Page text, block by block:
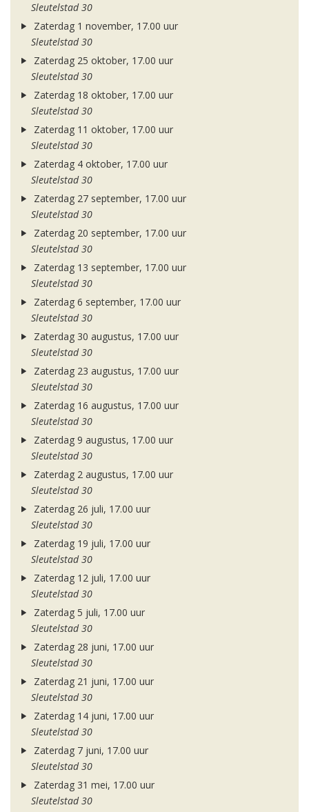
Sleutelstad 30
Zaterdag 1 november, 17.00 uur
Sleutelstad 30
Zaterdag 25 oktober, 17.00 uur
Sleutelstad 30
Zaterdag 18 oktober, 17.00 uur
Sleutelstad 30
Zaterdag 11 oktober, 17.00 uur
Sleutelstad 30
Zaterdag 4 oktober, 17.00 uur
Sleutelstad 30
Zaterdag 27 september, 17.00 uur
Sleutelstad 30
Zaterdag 20 september, 17.00 uur
Sleutelstad 30
Zaterdag 13 september, 17.00 uur
Sleutelstad 30
Zaterdag 6 september, 17.00 uur
Sleutelstad 30
Zaterdag 30 augustus, 17.00 uur
Sleutelstad 30
Zaterdag 23 augustus, 17.00 uur
Sleutelstad 30
Zaterdag 16 augustus, 17.00 uur
Sleutelstad 30
Zaterdag 9 augustus, 17.00 uur
Sleutelstad 30
Zaterdag 2 augustus, 17.00 uur
Sleutelstad 30
Zaterdag 26 juli, 17.00 uur
Sleutelstad 30
Zaterdag 19 juli, 17.00 uur
Sleutelstad 30
Zaterdag 12 juli, 17.00 uur
Sleutelstad 30
Zaterdag 5 juli, 17.00 uur
Sleutelstad 30
Zaterdag 28 juni, 17.00 uur
Sleutelstad 30
Zaterdag 21 juni, 17.00 uur
Sleutelstad 30
Zaterdag 14 juni, 17.00 uur
Sleutelstad 30
Zaterdag 7 juni, 17.00 uur
Sleutelstad 30
Zaterdag 31 mei, 17.00 uur
Sleutelstad 30